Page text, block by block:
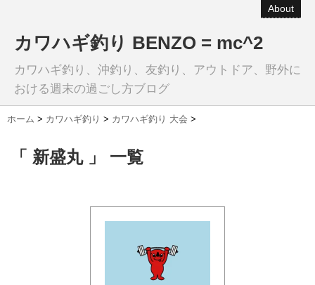
About
カワハギ釣り BENZO = mc^2
カワハギ釣り、沖釣り、友釣り、アウトドア、野外に
おける週末の過ごし方ブログ
ホーム > カワハギ釣り > カワハギ釣り 大会 >
「 新盛丸 」 一覧